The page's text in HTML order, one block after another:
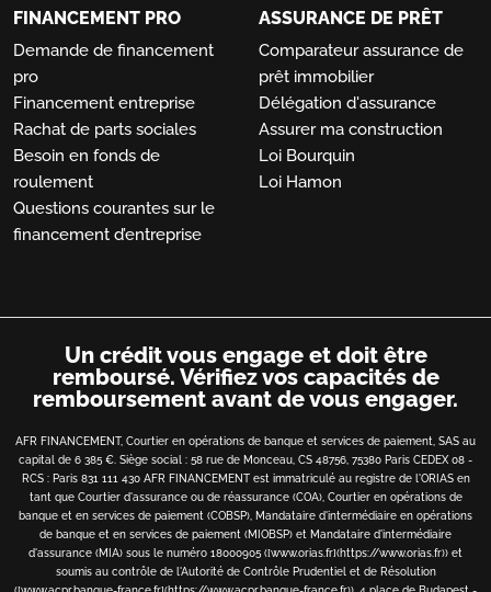
FINANCEMENT PRO
Demande de financement
pro
Financement entreprise
Rachat de parts sociales
Besoin en fonds de
roulement
Questions courantes sur le
financement d’entreprise
ASSURANCE DE PRÊT
Comparateur assurance de
prêt immobilier
Délégation d'assurance
Assurer ma construction
Loi Bourquin
Loi Hamon
Un crédit vous engage et doit être
remboursé. Vérifiez vos capacités de
remboursement avant de vous engager.
AFR FINANCEMENT, Courtier en opérations de banque et services de paiement, SAS au
capital de 6 385 €. Siège social : 58 rue de Monceau, CS 48756, 75380 Paris CEDEX 08 -
RCS : Paris 831 111 430 AFR FINANCEMENT est immatriculé au registre de l'ORIAS en
tant que Courtier d'assurance ou de réassurance (COA), Courtier en opérations de
banque et en services de paiement (COBSP), Mandataire d'intermédiaire en opérations
de banque et en services de paiement (MIOBSP) et Mandataire d'intermédiaire
d'assurance (MIA) sous le numéro 18000905 ([www.orias.fr](https://www.orias.fr)) et
soumis au contrôle de l'Autorité de Contrôle Prudentiel et de Résolution